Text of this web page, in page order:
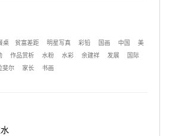
桌 贫富差距 明星写真 彩铅 国画 中国
美
作品赏析 水粉 水彩 余建祥 发展
国际
斐尔 家长 书画